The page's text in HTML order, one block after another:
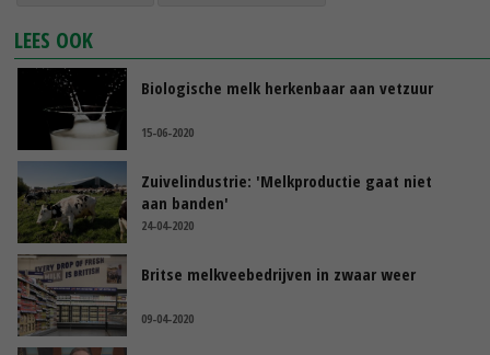
LEES OOK
Biologische melk herkenbaar aan vetzuur
15-06-2020
Zuivelindustrie: 'Melkproductie gaat niet
aan banden'
24-04-2020
Britse melkveebedrijven in zwaar weer
09-04-2020